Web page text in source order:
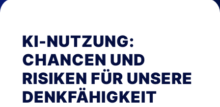
KI-NUTZUNG:
CHANCEN UND
RISIKEN FÜR UNSERE
DENKFÄHIGKEIT